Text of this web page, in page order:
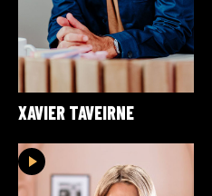
XAVIER TAVEIRNE